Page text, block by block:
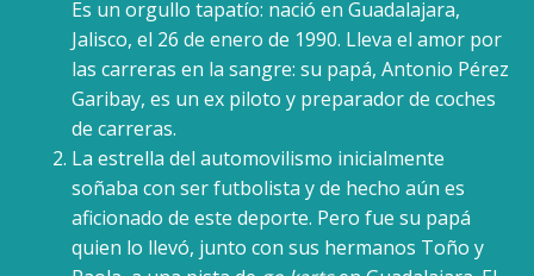
Es un orgullo tapatío: nació en Guadalajara,
Jalisco, el 26 de enero de 1990. Lleva el amor por
las carreras en la sangre: su papá, Antonio Pérez
Garibay, es un ex piloto y preparador de coches
de carreras.
La estrella del automovilismo inicialmente
soñaba con ser futbolista y de hecho aún es
aficionado de este deporte. Pero fue su papá
quien lo llevó, junto con sus hermanos Toño y